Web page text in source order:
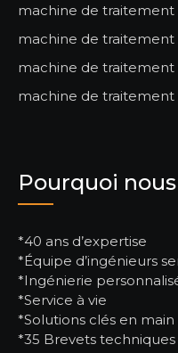
machine de traitement
machine de traitement
machine de traitement
machine de traitement
Pourquoi
*40 ans d’expertise
*Équipe d’ingénieurs
*Ingénierie
*Service à vie
*Solutions clés en
*35 Brevets techniques